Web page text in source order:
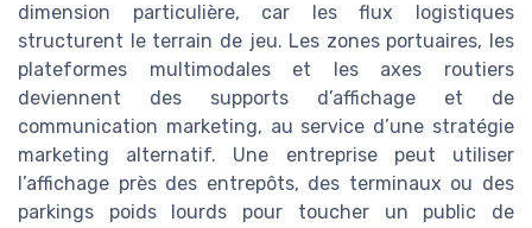
dimension particulière, car les flux logistiques
structurent le terrain de jeu. Les zones portuaires, les
plateformes multimodales et les axes routiers
deviennent des supports d’affichage et de
communication marketing, au service d’une stratégie
marketing alternatif. Une entreprise peut utiliser
l’affichage près des entrepôts, des terminaux ou des
parkings poids lourds pour toucher un public de